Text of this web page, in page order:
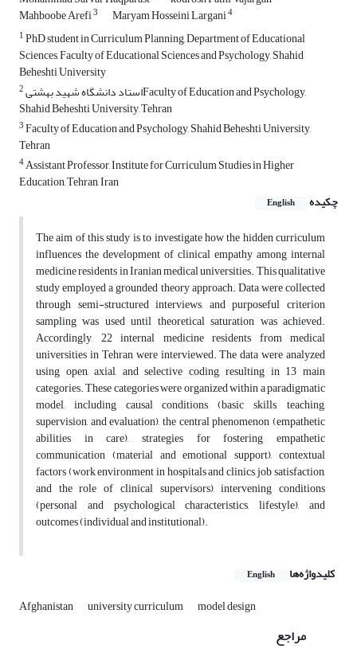
Mahboobe Arefi3 Maryam Hosseini Largani4
1PhD student in Curriculum Planning, Department of Educational
Sciences, Faculty of Educational Sciences and Psychology, Shahid
Beheshti University
2
Shahid Beheshti University, Tehran
3Faculty of Education and Psychology, Shahid Beheshti University,
Tehran
4Assistant Professor, Institute for Curriculum Studies in Higher
Education, Tehran, Iran
چکیده
English
The aim of this study is to investigate how the hidden curriculum
influences the development of clinical empathy among internal
medicine residents in Iranian medical universities. This qualitative
study employed a grounded theory approach. Data were collected
through semi-structured interviews, and purposeful criterion
sampling was used until theoretical saturation was achieved.
Accordingly, 22 internal medicine residents from medical
universities in Tehran were interviewed. The data were analyzed
using open, axial, and selective coding, resulting in 13 main
categories. These categories were organized within a paradigmatic
model, including causal conditions (basic skills, teaching,
supervision, and evaluation), the central phenomenon (empathetic
abilities in care), strategies for fostering empathetic
communication (material and emotional support), contextual
factors (work environment in hospitals and clinics, job satisfaction,
and the role of clinical supervisors), intervening conditions
(personal and psychological characteristics, lifestyle), and
outcomes (individual and institutional).
کلیدواژه‌ها English
Afghanistan university curriculum model design
مراجع